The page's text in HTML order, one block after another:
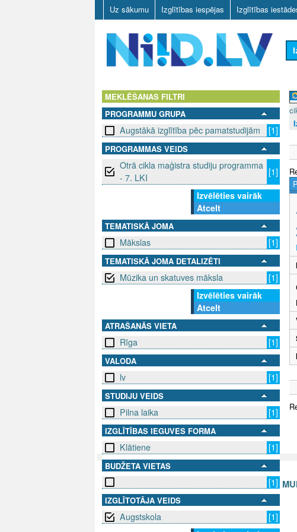
Uz sākumu Izglītības iespējas Izglītības
D
V
MEKLĒŠANAS FILTRI
PROGRAMMU GRUPA
Augstākā izglītība pēc pamatstudijām [1]
PROGRAMMAS VEIDS
Otrā cikla maģistra studiju programma
- 7. LKI
[1]
Izvēlēties vairāk
Atcelt
TEMATISKĀ JOMA
Mākslas [1]
TEMATISKĀ JOMA DETALIZĒTI
Mūzika un skatuves māksla
[1]
Izvēlēties vairāk
Atcelt
ATRAŠANĀS VIETA
Rīga [1]
VALODA
lv [1]
STUDIJU VEIDS
Pilna laika [1]
IZGLĪTĪBAS IEGUVES FORMA
Klātiene [1]
BUDŽETA VIETAS
[1]
IZGLĪTOTĀJA VEIDS
Augstskola
[1]
SEKO MUMS SAZINIES AR
info@niid.lv